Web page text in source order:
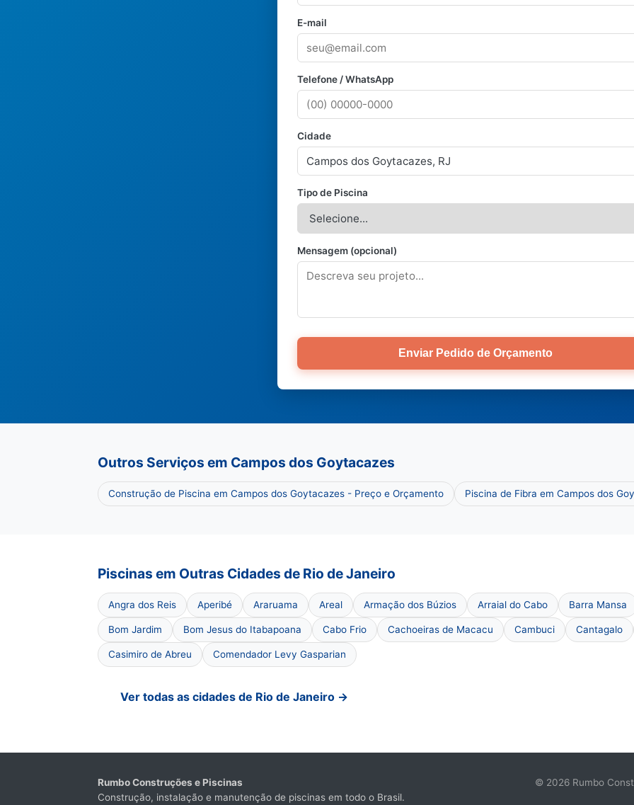
E-mail
Telefone / WhatsApp
Cidade
Tipo de Piscina
Mensagem (opcional)
Enviar Pedido de Orçamento
Outros Serviços em Campos dos Goytacazes
Construção de Piscina em Campos dos Goytacazes - Preço e Orçamento Piscina de Fibra em Campos dos
Piscinas em Outras Cidades de Rio de Janeiro
Angra dos Reis Aperibé Araruama Areal Armação dos Búzios Arraial do Cabo Barra Mansa
Bom Jardim Bom Jesus do Itabapoana Cabo Frio Cachoeiras de Macacu Cambuci Cantagalo
Casimiro de Abreu Comendador Levy Gasparian
Ver todas as cidades de Rio de Janeiro →
Rumbo Construções e Piscinas
Construção, instalação e manutenção de piscinas em todo o Brasil.
© 2026 Rumbo